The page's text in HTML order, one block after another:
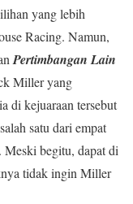
yang lebih
Racing. Namun,
Pertimbangan Lain
Miller yang
di kejuaraan tersebut
satu dari empat
Meski begitu, dapat di
tidak ingin Miller